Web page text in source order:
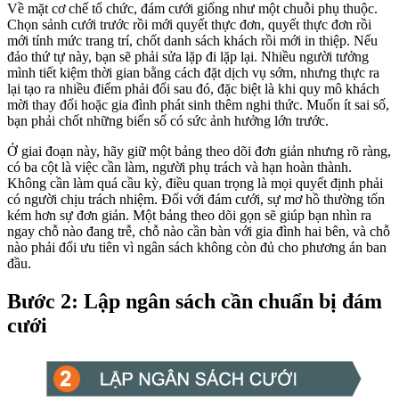
Về mặt cơ chế tổ chức, đám cưới giống như một chuỗi phụ thuộc.
Chọn sảnh cưới trước rồi mới quyết thực đơn, quyết thực đơn rồi
mới tính mức trang trí, chốt danh sách khách rồi mới in thiệp. Nếu
đảo thứ tự này, bạn sẽ phải sửa lặp đi lặp lại. Nhiều người tưởng
mình tiết kiệm thời gian bằng cách đặt dịch vụ sớm, nhưng thực ra
lại tạo ra nhiều điểm phải đổi sau đó, đặc biệt là khi quy mô khách
mời thay đổi hoặc gia đình phát sinh thêm nghi thức. Muốn ít sai số,
bạn phải chốt những biến số có sức ảnh hưởng lớn trước.
Ở giai đoạn này, hãy giữ một bảng theo dõi đơn giản nhưng rõ ràng,
có ba cột là việc cần làm, người phụ trách và hạn hoàn thành.
Không cần làm quá cầu kỳ, điều quan trọng là mọi quyết định phải
có người chịu trách nhiệm. Đối với đám cưới, sự mơ hồ thường tốn
kém hơn sự đơn giản. Một bảng theo dõi gọn sẽ giúp bạn nhìn ra
ngay chỗ nào đang trễ, chỗ nào cần bàn với gia đình hai bên, và chỗ
nào phải đổi ưu tiên vì ngân sách không còn đủ cho phương án ban
đầu.
Bước 2: Lập ngân sách cần chuẩn bị đám
cưới